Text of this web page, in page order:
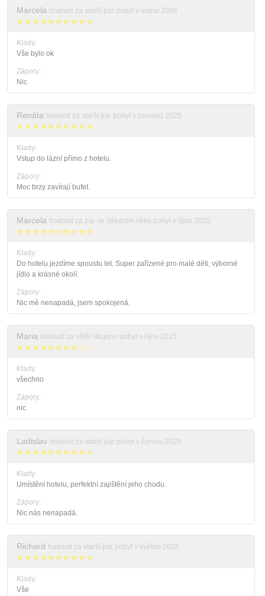
Marcela hodnotí za starší pár pobyt v lednu 2026
★★★★★★★★★★
Klady:
Vše bylo ok
Zápory:
Nic
Renáta hodnotí za starší pár pobyt v prosinci 2025
★★★★★★★★★★
Klady:
Vstup do lázní přímo z hotelu.
Zápory:
Moc brzy zavírají bufet.
Marcela hodnotí za pár ve středním věku pobyt v říjnu 2025
★★★★★★★★★★
Klady:
Do hotelu jezdíme spoustu let. Super zařízené pro malé děti, výborné
jídlo a krásné okolí.
Zápory:
Nic mě nenapadá, jsem spokojená.
Maria hodnotí za větší skupinu pobyt v říjnu 2025
★★★★★★★★☆☆
Klady:
všechno
Zápory:
nic
Ladislav hodnotí za starší pár pobyt v červnu 2025
★★★★★★★★★★
Klady:
Umístění hotelu, perfektní zajištění jeho chodu.
Zápory:
Nic nás nenapadá.
Richard hodnotí za starší pár pobyt v květnu 2025
★★★★★★★★★★
Klady:
Vše